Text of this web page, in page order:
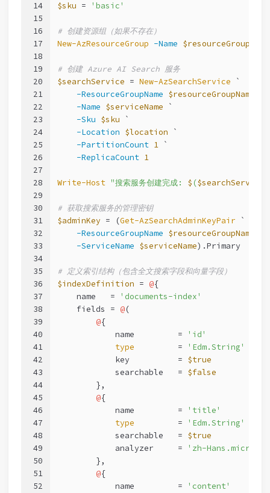
14
15
16
17
18
19
20
21
22
23
24
25
26
27
28
29
30
31
32
33
34
35
36
37
38
39
40
41
42
43
44
45
46
47
48
49
50
51
52
$sku = 'basic'
# 创建资源组（如果不存在）
New-AzResourceGroup -Name $resourceGroupName
# 创建 Azure AI Search 服务
$searchService = New-AzSearchService `
-ResourceGroupName $resourceGroupName
-Name $serviceName `
-Sku $sku `
-Location $location `
-PartitionCount 1 `
-ReplicaCount 1
Write-Host "搜索服务创建完成: $ ($searchService
# 获取搜索服务的管理密钥
$adminKey = (Get-AzSearchAdminKeyPair `
-ResourceGroupName $resourceGroupName
-ServiceName $serviceName).Primary
# 定义索引结构（包含全文搜索字段和向量字段）
$indexDefinition = @{
    name   =
'documents-index'
    fields =
@(
@{
            name         =
'id'
type
         =
'Edm.String'
            key          =
$true
            searchable   =
$false
        },
@{
            name         =
'title'
type
         =
'Edm.String'
            searchable   =
$true
            analyzer     =
'zh-
        },
@{
            name         =
'content'